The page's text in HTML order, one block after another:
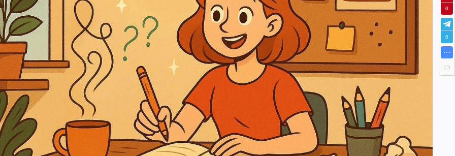
РАБОТА УЧАЩИХСЯ ПОНЯТИЕ О МЕТОДАХ АКТИВИЗАЦИИ УЧЕБНО-ПОЗНАВАТЕЛЬНОЙ ДЕЯТЕЛЬНОСТИ
ИГРОВЫЕ МЕТОДЫ ОБУЧЕНИЯ. ДЕЛОВЫЕ ИГРЫ
СИТУАЦИИ РЕШЕНИЕ СИТУАЦИОННЫХ ЗАДАЧ – МЕТОД АНАЛИЗА
МЕТОД КОНФЛИКТОВ, МЕТОД «ЛАБИРИНТА ДЕЙСТВИЙ», МЕТОД ПОСЛЕДОВАТЕЛЬНЫХ СИТУАЦИЙ
В ОБУЧЕНИИ ЛЕКЦИОННЫЙ МЕТОД ОБУЧЕНИЯ НЕТРАДИЦИОННЫЕ СЕМИНАРСКИЕ ЗАНЯТИЯ
ОБУЧЕНИЯ ПОНЯТИЕ О ФОРМАХ ОРГАНИЗАЦИИ ОБУЧЕНИЯ ВИДЫ ОРГАНИЗАЦИОННЫХ ФОРМ ОБУЧЕНИЯ
И СТРУКТУРА ВОСПИТАТЕЛЬНЫЕ, РАЗВИВАЮЩИЕ И ДИДАКТИЧЕСКИЕ ТРЕБОВАНИЯ К УРОКУ
КАК ПЕДАГОГИЧЕСКОЕ ПОНЯТИЕ ФУНКЦИИ, ПРИНЦИПЫ И КРИТЕРИИ ПЕДАГОГИЧЕСКОГО КОНТРОЛЯ
0
0